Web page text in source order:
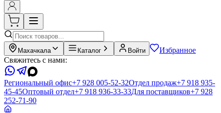
Махачкала Каталог Войти
Избранное
Свяжитесь с нами:
Региональный офис+7 928 005-52-32Отдел продаж+7 918 935-
45-45Оптовый отдел+7 918 936-33-33Для поставщиков+7 928
252-71-90